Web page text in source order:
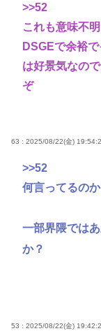
>>52
これも意味不
DSGEで余裕
は好景気なの
ぞ
63 : 2025/08/22(金)
>>52
何言ってるの
一部界隈では
か？
53 : 2025/08/22(金)